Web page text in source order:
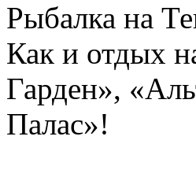
Рыбалка на
Как и отдых
Гарден»,
Палас»!